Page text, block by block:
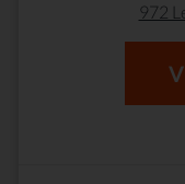
972